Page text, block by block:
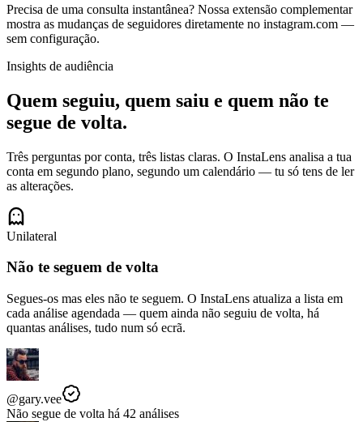
Precisa de uma consulta instantânea? Nossa extensão complementar
mostra as mudanças de seguidores diretamente no instagram.com —
sem configuração.
Insights de audiência
Quem seguiu, quem saiu e quem não te
segue de volta.
Três perguntas por conta, três listas claras. O InstaLens analisa a tua
conta em segundo plano, segundo um calendário — tu só tens de ler
as alterações.
Unilateral
Não te seguem de volta
Segues-os mas eles não te seguem. O InstaLens atualiza a lista em
cada análise agendada — quem ainda não seguiu de volta, há
quantas análises, tudo num só ecrã.
@gary.vee
Não segue de volta há 42 análises